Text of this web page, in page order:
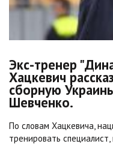
Экс-тренер
Хацкевич
сборную
Шевченко.
По словам Хацкевича,
тренировать